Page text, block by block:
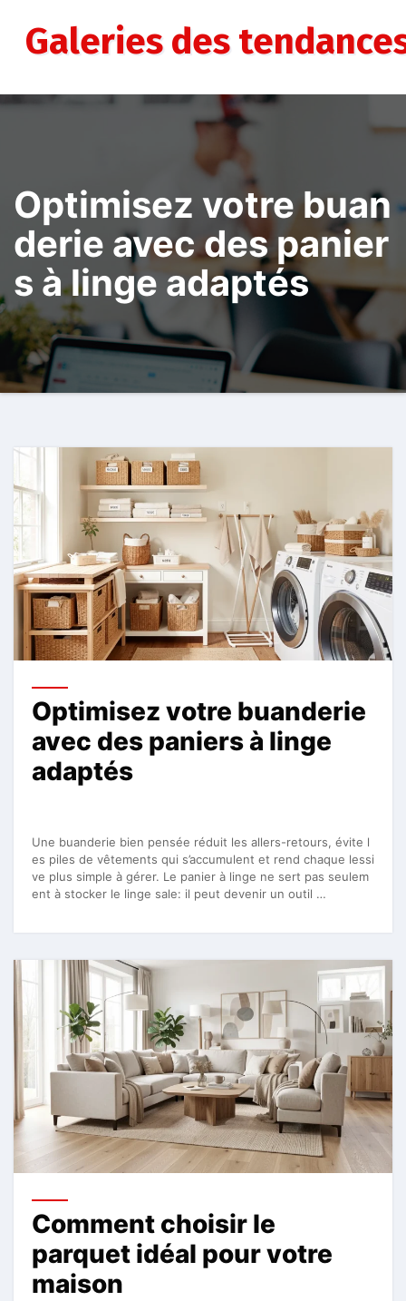
contenuGaleries des
Optimisez votre buan
derie avec des panier
s à linge adaptés
Optimisez votre buanderie
avec des paniers à linge
adaptés
Une buanderie bien pensée réduit les allers-retours, évite l
es piles de vêtements qui s’accumulent et rend chaque lessi
ve plus simple à gérer. Le panier à linge ne sert pas seulem
ent à stocker le linge sale: il peut devenir un outil …
Comment choisir le
parquet idéal pour votre
maison